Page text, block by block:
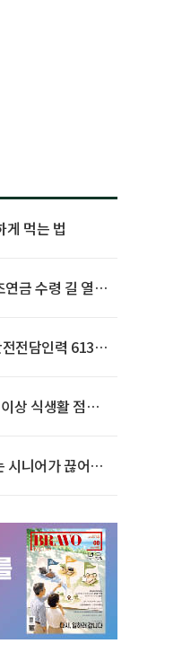
게 먹는 법
금 수령 길 열린
전담인력 613명
상 식생활 점수
니어가 끊어야